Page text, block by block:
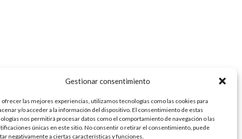
Gestionar consentimiento
ofrecer las mejores experiencias, utilizamos tecnologías como las cookies para
y/o acceder a la información del dispositivo. El consentimiento de estas
nos permitirá procesar datos como el comportamiento de navegación o las
únicas en este sitio. No consentir o retirar el consentimiento, puede
negativamente a ciertas características y funciones.